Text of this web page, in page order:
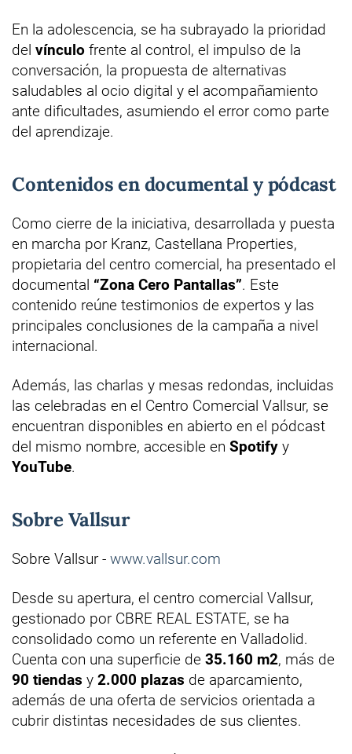
En la adolescencia, se ha subrayado la prioridad
del vínculo frente al control, el impulso de la
conversación, la propuesta de alternativas
saludables al ocio digital y el acompañamiento
ante dificultades, asumiendo el error como parte
del aprendizaje.
Contenidos en documental y pódcast
Como cierre de la iniciativa, desarrollada y puesta
en marcha por Kranz, Castellana Properties,
propietaria del centro comercial, ha presentado el
documental “Zona Cero Pantallas”. Este
contenido reúne testimonios de expertos y las
principales conclusiones de la campaña a nivel
internacional.
Además, las charlas y mesas redondas, incluidas
las celebradas en el Centro Comercial Vallsur, se
encuentran disponibles en abierto en el pódcast
del mismo nombre, accesible en Spotify y
YouTube.
Sobre Vallsur
Sobre Vallsur - www.vallsur.com
Desde su apertura, el centro comercial Vallsur,
gestionado por CBRE REAL ESTATE, se ha
consolidado como un referente en Valladolid.
Cuenta con una superficie de 35.160 m2, más de
90 tiendas y 2.000 plazas de aparcamiento,
además de una oferta de servicios orientada a
cubrir distintas necesidades de sus clientes.